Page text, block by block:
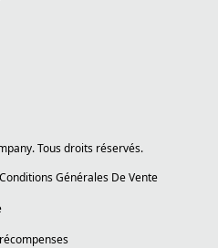
Tous droits réservés.
Conditions Générales De Vente